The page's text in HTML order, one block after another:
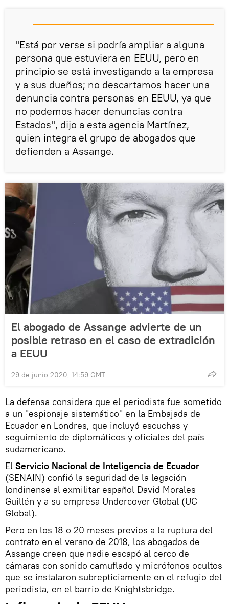
"Está por verse si podría ampliar a alguna
persona que estuviera en EEUU, pero en
principio se está investigando a la empresa
y a sus dueños; no descartamos hacer una
denuncia contra personas en EEUU, ya que
no podemos hacer denuncias contra
Estados", dijo a esta agencia Martínez,
quien integra el grupo de abogados que
defienden a Assange.
El abogado de Assange advierte de un
posible retraso en el caso de extradición
a EEUU
29 de junio 2020, 14:59 GMT
La defensa considera que el periodista fue sometido
a un "espionaje sistemático" en la Embajada de
Ecuador en Londres, que incluyó escuchas y
seguimiento de diplomáticos y oficiales del país
sudamericano.
El Servicio Nacional de Inteligencia de Ecuador
(SENAIN) confió la seguridad de la legación
londinense al exmilitar español David Morales
Guillén y a su empresa Undercover Global (UC
Global).
Pero en los 18 o 20 meses previos a la ruptura del
contrato en el verano de 2018, los abogados de
Assange creen que nadie escapó al cerco de
cámaras con sonido camuflado y micrófonos ocultos
que se instalaron subrepticiamente en el refugio del
periodista, en el barrio de Knightsbridge.